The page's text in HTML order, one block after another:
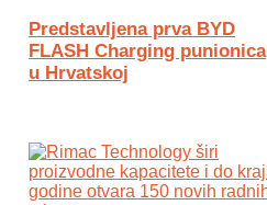
Predstavljena prva BYD
FLASH Charging punionica
u Hrvatskoj